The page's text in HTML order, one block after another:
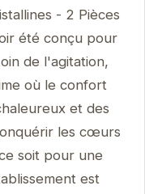
- 2 Pièces
été conçu pour
de l'agitation,
où le confort
et des
les cœurs
soit pour une
est